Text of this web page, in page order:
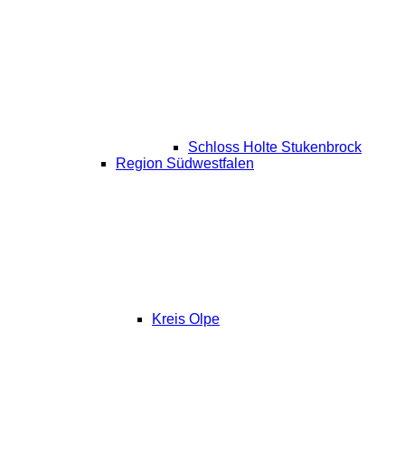
Schloss Holte Stukenbrock
Region Südwestfalen
Kreis Olpe